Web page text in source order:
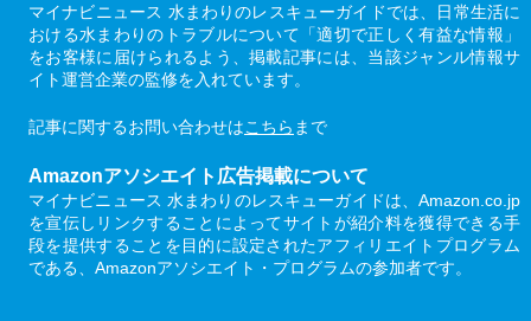
マイナビニュース 水まわりのレスキューガイドでは、日常生活に
おける水まわりのトラブルについて「適切で正しく有益な情報」
をお客様に届けられるよう、掲載記事には、当該ジャンル情報サ
イト運営企業の監修を入れています。
記事に関するお問い合わせはこちら まで
Amazonアソシエイト広告掲載について
マイナビニュース 水まわりのレスキューガイドは、Amazon.co.jp
を宣伝しリンクすることによってサイトが紹介料を獲得できる手
段を提供することを目的に設定されたアフィリエイトプログラム
である、Amazonアソシエイト・プログラムの参加者です。